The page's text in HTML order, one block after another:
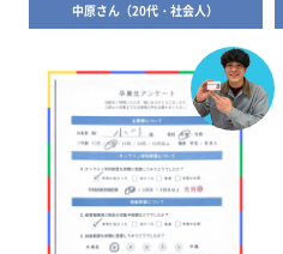
中原さん（20代・社会人）